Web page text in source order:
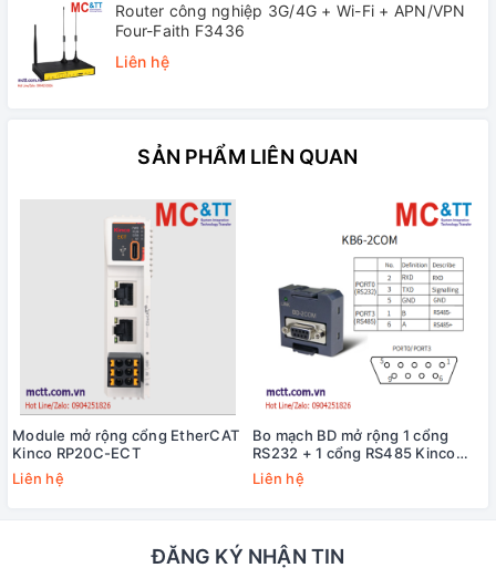
Router công nghiệp 3G/4G + Wi-Fi + APN/VPN
Four-Faith F3436
Liên hệ
SẢN PHẨM LIÊN QUAN
Module mở rộng cổng EtherCAT
Kinco RP20C-ECT
Liên hệ
Bo mạch BD mở rộng 1 cổng
RS232 + 1 cổng RS485 Kinco
KB6-2COM
Liên hệ
ĐĂNG KÝ NHẬN TIN